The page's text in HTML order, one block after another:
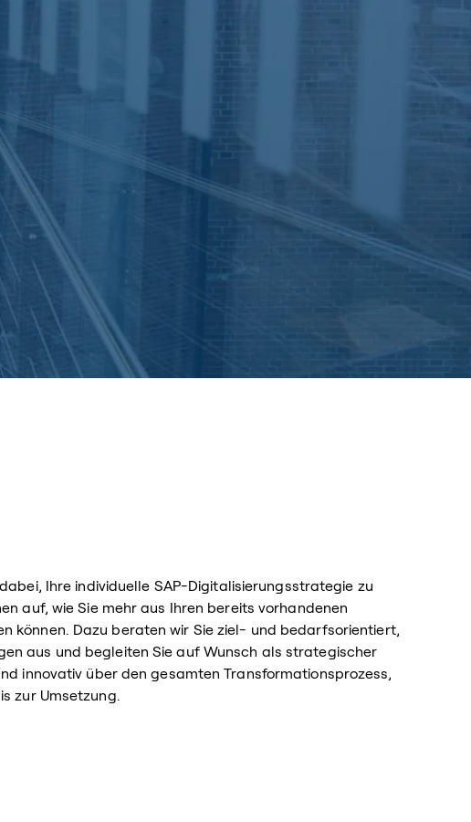
Ihre individuelle SAP-Digitalisierungsstrategie zu
auf, wie Sie mehr aus Ihren bereits vorhandenen
können. Dazu beraten wir Sie ziel- und bedarfsorientiert,
aus und begleiten Sie auf Wunsch als strategischer
innovativ über den gesamten Transformationsprozess,
zur Umsetzung.